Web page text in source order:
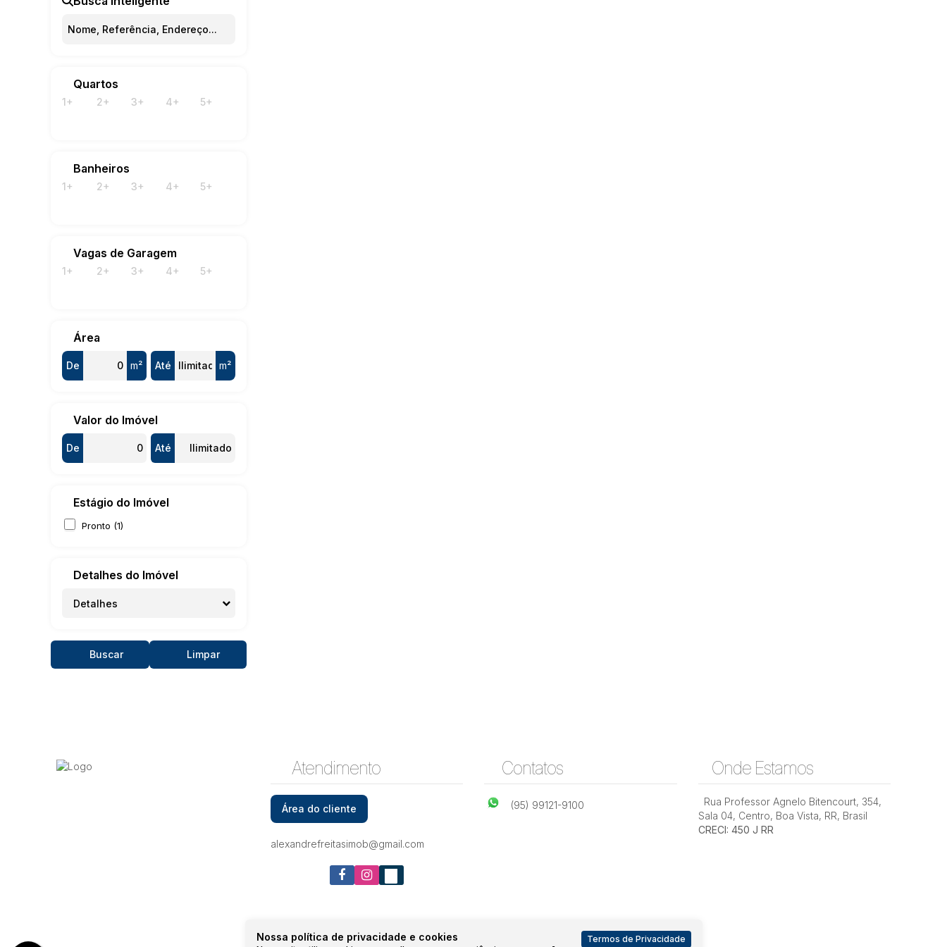
Nossa política de privacidade e cookies Termos de Privacidade
Quartos
1+ 2+ 3+ 4+ 5+
Banheiros
1+ 2+ 3+ 4+ 5+
Vagas de Garagem
1+ 2+ 3+ 4+ 5+
Área
De m² Até m²
Valor do Imóvel
De Até
Estágio do Imóvel
Pronto (1)
Detalhes do Imóvel
Detalhes
Buscar Limpar
Atendimento
Área do cliente
alexandrefreitasimob@gmail.com
Contatos
(95) 99121-9100
Onde Estamos
Rua Professor Agnelo Bitencourt, 354,
Sala 04, Centro, Boa Vista, RR, Brasil
CRECI: 450 J RR